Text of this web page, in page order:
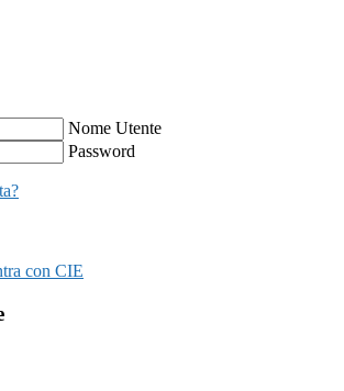
Nome Utente
Password
con CIE